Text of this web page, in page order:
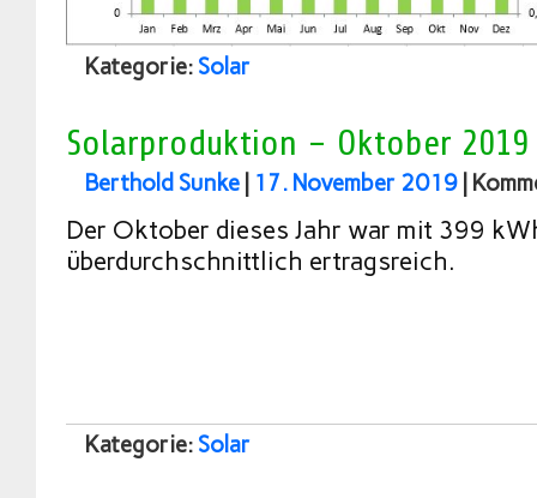
Kategorie: Solar
Solarproduktion – Oktober 2019
Berthold Sunke 17. November 2019
Der Oktober dieses Jahr war mit 399
überdurchschnittlich ertragsreich.
Kategorie: Solar